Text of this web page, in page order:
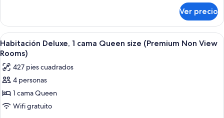
size
(Savoy
Suites)
1
cama
Queen
size
Suites)
Ver precio
Abrir
todas
las
fotos
de
Habitación
Deluxe,
Una cama bien hecha con colcha
4
Habitación Deluxe, 1 cama Queen size (Premium Non View
Rooms)
427 pies cuadrados
4 personas
1 cama Queen
Wifi gratuito